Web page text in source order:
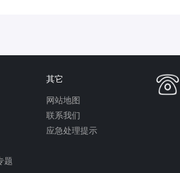
题
其它
网站地图
联系我们
应急处理提示